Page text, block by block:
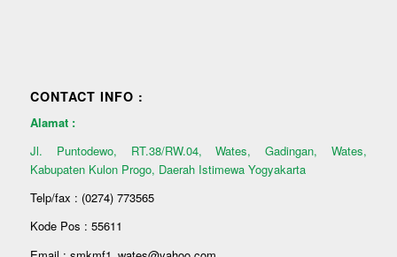
CONTACT INFO :
Alamat :
Jl. Puntodewo, RT.38/RW.04, Wates, Gadingan, Wates,
Kabupaten Kulon Progo, Daerah Istimewa Yogyakarta
Telp/fax : (0274) 773565
Kode Pos : 55611